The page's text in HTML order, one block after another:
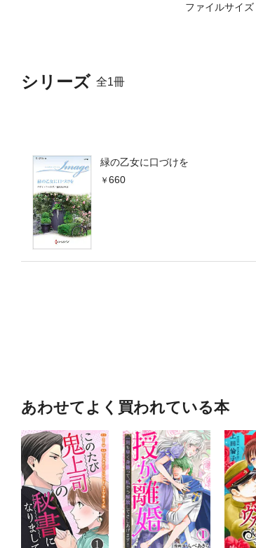
シリーズ 全1冊
緑の乙女に口づけを
660
ファイルサイズ
あわせてよく買われている本